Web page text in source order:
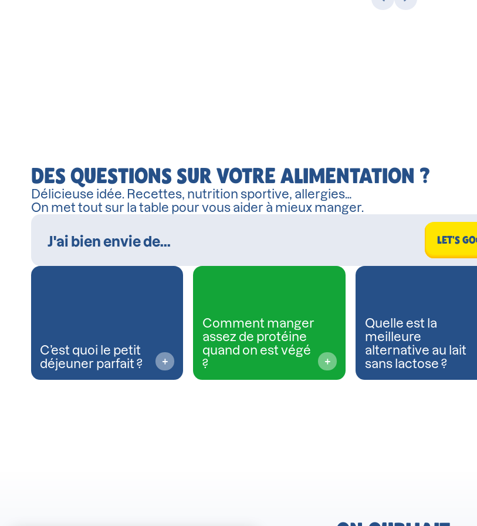
DES QUESTIONS SUR VOTRE ALIMENTATION ?
Délicieuse idée. Recettes, nutrition sportive, allergies…
On met tout sur la table pour vous aider à mieux manger.
LET'S GO
C’est quoi le petit
déjeuner parfait ?
Comment manger
assez de protéine
quand on est végé
?
Quelle est la
meilleure
alternative au lait
sans lactose ?